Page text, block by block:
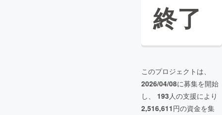
終了
このプロジェクトは、
2026/04/08に募集を開始
し、 193人の支援により
2,516,611円の資金を集